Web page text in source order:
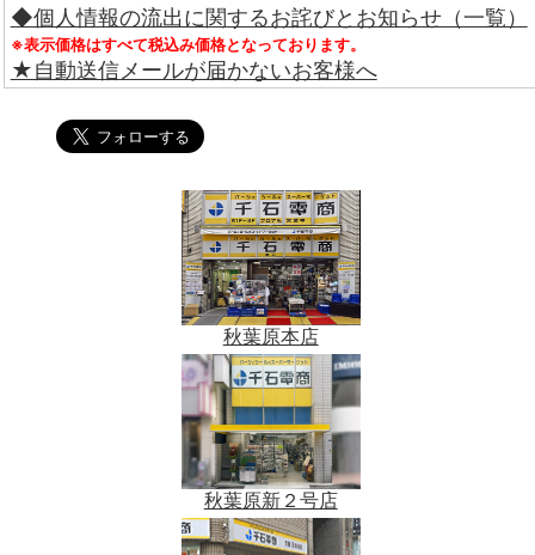
◆個人情報の流出に関するお詫びとお知らせ（一覧）
※表示価格はすべて税込み価格となっております。
★自動送信メールが届かないお客様へ
秋葉原本店
秋葉原新２号店